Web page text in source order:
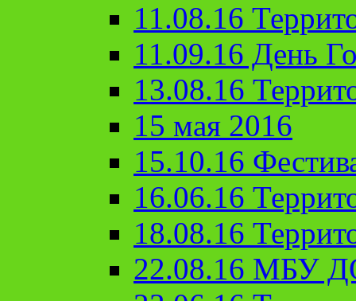
11.08.16
11.09.16 День
13.08.16
15 мая 2016
15.10.16
16.06.16
18.08.16
22.08.16 МБУ